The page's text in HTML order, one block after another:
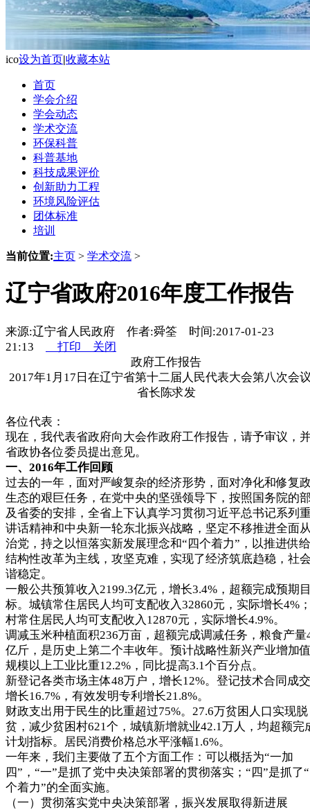
ico设为首页|收藏本站
首页
学会介绍
学会动态
学术交流
环保科普
科普基地
科技成果评价
创新助力工程
环境风险评估
团体标准
培训
当前位置:主页 > 学术交流 >
辽宁省政府2016年度工作报告
来源:辽宁省人民政府 作者:舜筌 时间:2017-01-23
21:13
打印 关闭
政府工作报告
2017年1月17日在辽宁省第十二届人民代表大会第八次会
省长陈求发
各位代表：
现在，我代表省政府向大会作政府工作报告，请予审议，
省政协各位委员提出意见。
一、 2016年工作回顾
过去的一年，面对严峻复杂的经济形势，面对净化和修复
生态的艰巨任务，在党中央的坚强领导下，按照国务院的
及省委的安排，全省上下认真学习贯彻习近平总书记系列
讲话精神和中央新一轮东北振兴战略，坚定不移推进全面
治党，持之以恒落实新发展理念和“四个着力”，以推进供
结构性改革为主线，攻坚克难，实现了经济筑底趋稳，社
谐稳定。
一般公共预算收入2199.3亿元，增长3.4%，超额完成预期
标。城镇常住居民人均可支配收入32860元，实际增长4%
村常住居民人均可支配收入12870元，实际增长4.9%。
调减玉米种植面积236万亩，超额完成调减任务，粮食产量
亿斤，是历史上第二个丰收年。预计战略性新兴产业增加
规模以上工业比重12.2%，同比提高3.1个百分点。
新登记各类市场主体48万户，增长12%。登记技术合同成
增长16.7%，有效发明专利增长21.8%。
财政支出用于民生的比重超过75%。27.6万贫困人口实现脱
贫，减少贫困村621个，城镇新增就业42.1万人，均超额完
计划指标。居民消费价格总水平涨幅1.6%。
一年来，我们主要做了五个方面工作：可以概括为“一加
四”，“一”是抓了党中央决策部署的贯彻落实；“四”是抓了
个着力”的全面实施。
（一）贯彻落实党中央决策部署，振兴发展取得新进展